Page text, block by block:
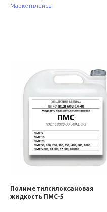
Маркетплейсы
Полиметилсилоксановая
жидкость ПМС-5